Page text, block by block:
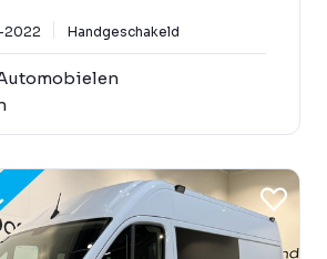
2022 Handgeschakeld